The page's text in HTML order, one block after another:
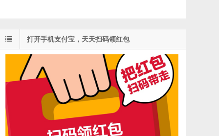
打开手机支付宝，天天扫码领红包